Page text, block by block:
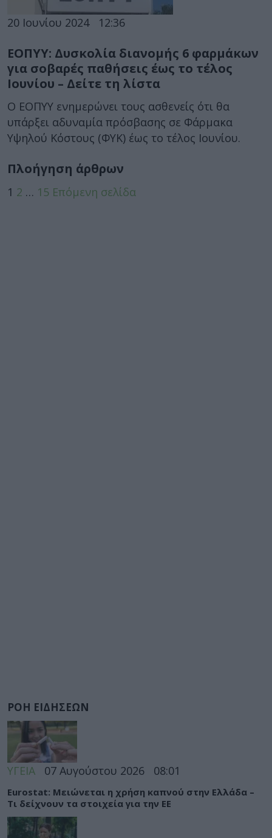
20 Ιουνίου 2024 12:36
ΕΟΠΥΥ: Δυσκολία διανομής 6 φαρμάκων
για σοβαρές παθήσεις έως το τέλος
Ιουνίου – Δείτε τη λίστα
Ο ΕΟΠΥΥ ενημερώνει τους ασθενείς ότι θα
υπάρξει αδυναμία πρόσβασης σε Φάρμακα
Υψηλού Κόστους (ΦΥΚ) έως το τέλος Ιουνίου.
Πλοήγηση άρθρων
1 2 … 15 Επόμενη σελίδα
ΡΟΗ ΕΙΔΗΣΕΩΝ
ΥΓΕΙΑ 07 Αυγούστου 2026 08:01
Eurostat: Μειώνεται η χρήση καπνού στην Ελλάδα –
Τι δείχνουν τα στοιχεία για την ΕΕ